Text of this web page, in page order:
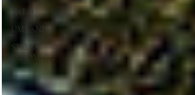
TARÔ
UMBANDA
STELLA
INDOMITA